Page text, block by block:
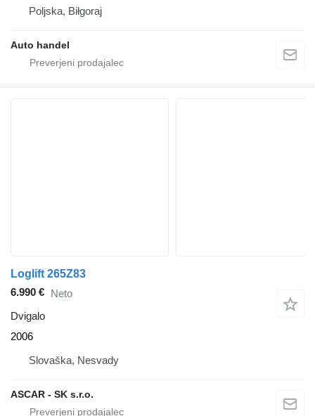
Poljska, Biłgoraj
Auto handel
Loglift 265Z83
6.990 € Neto
Dvigalo
2006
Slovaška, Nesvady
ASCAR - SK s.r.o.